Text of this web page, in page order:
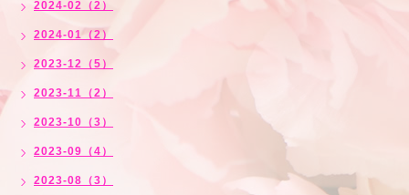
2024-02（2）
2024-01（2）
2023-12（5）
2023-11（2）
2023-10（3）
2023-09（4）
2023-08（3）